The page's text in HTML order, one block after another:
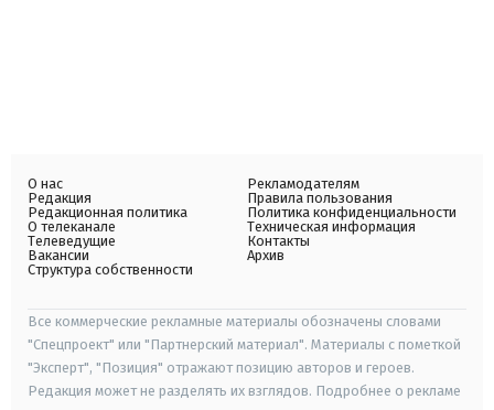
О нас
Редакция
Редакционная политика
О телеканале
Телеведущие
Вакансии
Структура собственности
Рекламодателям
Правила пользования
Политика конфиденциальности
Техническая информация
Контакты
Архив
Все коммерческие рекламные материалы обозначены словами
"Спецпроект" или "Партнерский материал". Материалы с пометкой
"Эксперт", "Позиция" отражают позицию авторов и героев.
Редакция может не разделять их взглядов. Подробнее о рекламе